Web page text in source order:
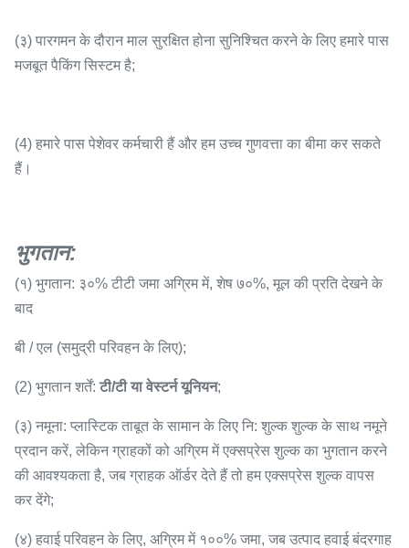
(३) पारगमन के दौरान माल सुरक्षित होना सुनिश्चित करने के लिए हमारे पास
मजबूत पैकिंग सिस्टम है;
(4) हमारे पास पेशेवर कर्मचारी हैं और हम उच्च गुणवत्ता का बीमा कर सकते
हैं।
भुगतान:
(१) भुगतान: ३०% टीटी जमा अग्रिम में, शेष ७०%, मूल की प्रति देखने के
बाद
बी / एल (समुद्री परिवहन के लिए);
(2) भुगतान शर्तें: टी/टी या वेस्टर्न यूनियन;
(३) नमूना: प्लास्टिक ताबूत के सामान के लिए नि: शुल्क शुल्क के साथ नमूने
प्रदान करें, लेकिन ग्राहकों को अग्रिम में एक्सप्रेस शुल्क का भुगतान करने
की आवश्यकता है, जब ग्राहक ऑर्डर देते हैं तो हम एक्सप्रेस शुल्क वापस
कर देंगे;
(४) हवाई परिवहन के लिए, अग्रिम में १००% जमा, जब उत्पाद हवाई बंदरगाह